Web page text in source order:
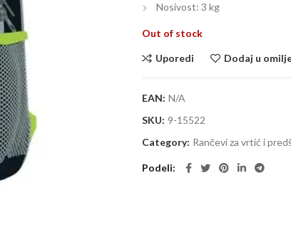
Nosivost: 3 kg
Out of stock
Uporedi Dodaj u
EAN: N/A
SKU: 9-15522
Category: Rančevi za vrtić i
Podeli